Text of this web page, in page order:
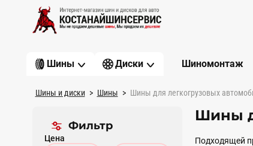
Шины Диски Шиномонтаж
Шины и диски Шины Шины для легкогрузовых
Фильтр
Цена
Шины
Подходящей